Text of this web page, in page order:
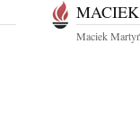
Maciek